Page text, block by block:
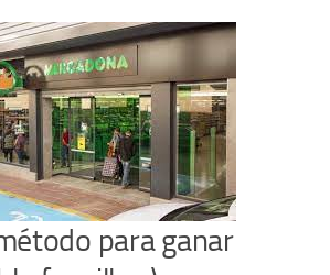
para ganar